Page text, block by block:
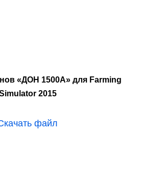
«ДОН 1500А» для Farming
2015
файл